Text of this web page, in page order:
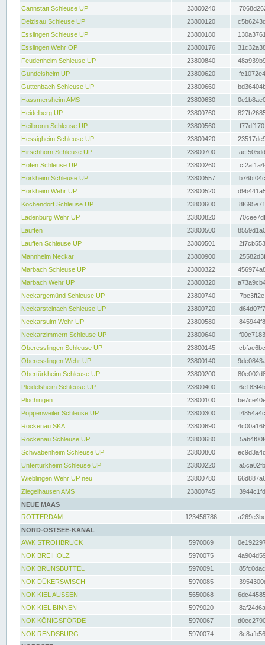
Cannstatt Schleuse UP
23800240
Deizisau Schleuse UP
23800120
Esslingen Schleuse UP
23800180
Esslingen Wehr OP
23800176
Feudenheim Schleuse UP
23800840
Gundelsheim UP
23800620
Guttenbach Schleuse UP
23800660
Hassmersheim AMS
23800630
Heidelberg UP
23800760
Heilbronn Schleuse UP
23800560
Hessigheim Schleuse UP
23800420
Hirschhorn Schleuse UP
23800700
Hofen Schleuse UP
23800260
Horkheim Schleuse UP
23800557
Horkheim Wehr UP
23800520
Kochendorf Schleuse UP
23800600
Ladenburg Wehr UP
23800820
Lauffen
23800500
Lauffen Schleuse UP
23800501
Mannheim Neckar
23800900
Marbach Schleuse UP
23800322
Marbach Wehr UP
23800320
Neckargemünd Schleuse UP
23800740
Neckarsteinach Schleuse UP
23800720
Neckarsulm Wehr UP
23800580
Neckarzimmern Schleuse UP
23800640
Oberesslingen Schleuse UP
23800145
Oberesslingen Wehr UP
23800140
Obertürkheim Schleuse UP
23800200
Pleidelsheim Schleuse UP
23800400
Plochingen
23800100
Poppenweiler Schleuse UP
23800300
Rockenau SKA
23800690
Rockenau Schleuse UP
23800680
Schwabenheim Schleuse UP
23800800
Untertürkheim Schleuse UP
23800220
Wieblingen Wehr UP neu
23800780
Ziegelhausen AMS
23800745
NEUE MAAS
ROTTERDAM
123456786
NORD-OSTSEE-KANAL
AWK STROHBRÜCK
5970069
NOK BREIHOLZ
5970075
NOK BRUNSBÜTTEL
5970091
NOK DÜKERSWISCH
5970085
NOK KIEL AUSSEN
5650068
NOK KIEL BINNEN
5979020
NOK KÖNIGSFÖRDE
5970067
NOK RENDSBURG
5970074